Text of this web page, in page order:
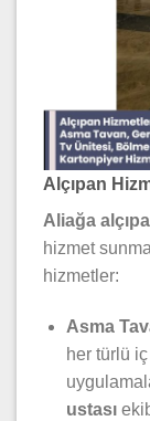
Alçıpan
Aliağa
hizmet
hizmetler:
Asma
her türlü
ustası